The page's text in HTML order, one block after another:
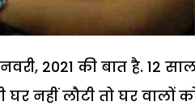
2021 की बात है. 12
घर नहीं लौटी तो घर